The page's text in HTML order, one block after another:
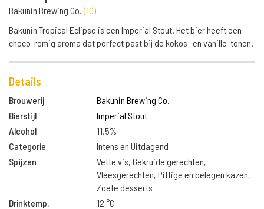
Bakunin Brewing Co.(10)
Bakunin Tropical Eclipse is een Imperial Stout. Het bier heeft een
choco-romig aroma dat perfect past bij de kokos- en vanille-tonen.
Details
Brouwerij
Bakunin Brewing Co.
Bierstijl
Imperial Stout
Alcohol
11.5%
Categorie
Intens en Uitdagend
Spijzen
Vette vis, Gekruide gerechten,
Vleesgerechten, Pittige en belegen kazen,
Zoete desserts
Drinktemp.
12 °C